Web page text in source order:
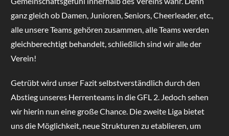
ganz gleich ob Damen, Junioren, Seniors, Cheerleader, etc.,
alle unsere Teams gehören zusammen, alle Teams werden
gleichberechtigt behandelt, schließlich sind wir alle der
Verein!
Getrübt wird unser Fazit selbstverständlich durch den
Abstieg unseres Herrenteams in die GFL 2. Jedoch sehen
wir hierin nun eine große Chance. Die zweite Liga bietet
uns die Möglichkeit, neue Strukturen zu etablieren, um